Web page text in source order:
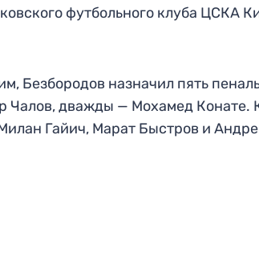
футбольного клуба ЦСКА
Безбородов назначил пять
Чалов, дважды — Мохамед Конате.
Гайич, Марат Быстров и